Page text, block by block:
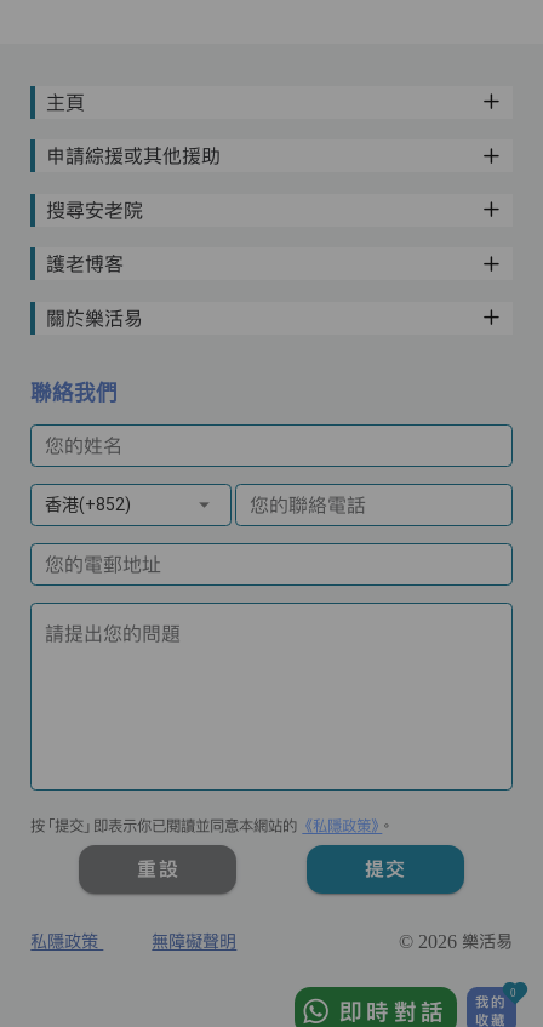
主頁
申請綜援或其他援助
搜尋安老院
護老博客
關於樂活易
聯絡我們
您的姓名
香港(+852) 您的聯絡電話
您的電郵地址
請提出您的問題
按「提交」即表示你已閱讀並同意本網站的 《私隱政策》 。
重設 提交
私隱政策 無障礙聲明 © 2026 樂活易
即時對話
我的
收藏
0